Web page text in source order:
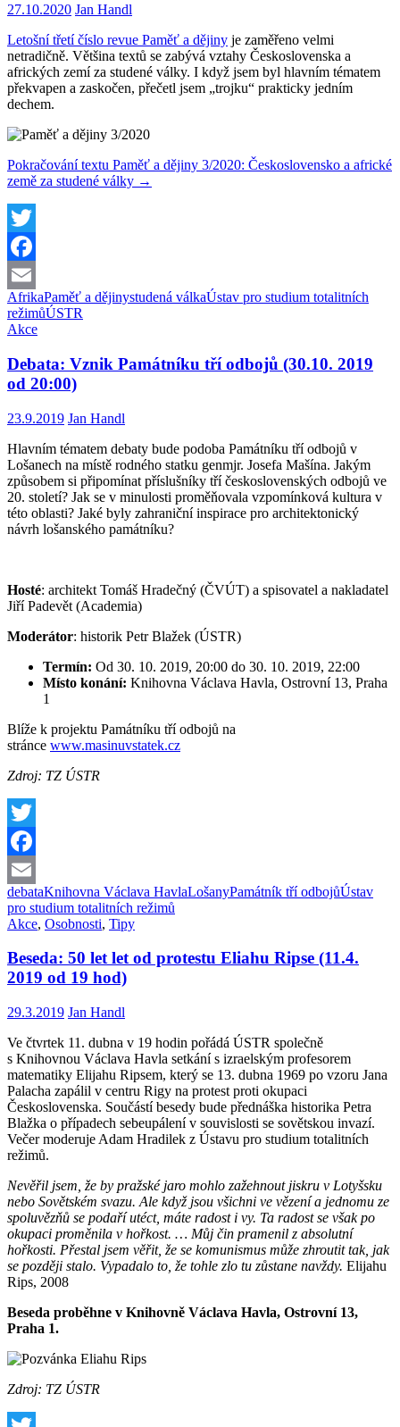
27.10.2020 Jan Handl
Letošní třetí číslo revue Paměť a dějiny je zaměřeno velmi
netradičně. Většina textů se zabývá vztahy Československa a
afrických zemí za studené války. I když jsem byl hlavním tématem
překvapen a zaskočen, přečetl jsem „trojku“ prakticky jedním
dechem.
Pokračování textu Paměť a dějiny 3/2020: Československo a africké
země za studené války →
Twitter
Facebook
Email
AfrikaPaměť a dějinystudená válkaÚstav pro studium totalitních
režimůÚSTR
Akce
Debata: Vznik Památníku tří odbojů (30.10. 2019
od 20:00)
23.9.2019 Jan Handl
Hlavním tématem debaty bude podoba Památníku tří odbojů v
Lošanech na místě rodného statku genmjr. Josefa Mašína. Jakým
způsobem si připomínat příslušníky tří československých odbojů ve
20. století? Jak se v minulosti proměňovala vzpomínková kultura v
této oblasti? Jaké byly zahraniční inspirace pro architektonický
návrh lošanského památníku?
Hosté: architekt Tomáš Hradečný (ČVÚT) a spisovatel a nakladatel
Jiří Padevět (Academia)
Moderátor: historik Petr Blažek (ÚSTR)
Termín: Od 30. 10. 2019, 20:00 do 30. 10. 2019, 22:00
Místo konání: Knihovna Václava Havla, Ostrovní 13, Praha
1
Blíže k projektu Památníku tří odbojů na
stránce www.masinuvstatek.cz
Zdroj: TZ ÚSTR
Twitter
Facebook
Email
debataKnihovna Václava HavlaLošanyPamátník tří odbojůÚstav
pro studium totalitních režimů
Akce, Osobnosti, Tipy
Beseda: 50 let let od protestu Eliahu Ripse (11.4.
2019 od 19 hod)
29.3.2019 Jan Handl
Ve čtvrtek 11. dubna v 19 hodin pořádá ÚSTR společně
s Knihovnou Václava Havla setkání s izraelským profesorem
matematiky Elijahu Ripsem, který se 13. dubna 1969 po vzoru Jana
Palacha zapálil v centru Rigy na protest proti okupaci
Československa. Součástí besedy bude přednáška historika Petra
Blažka o případech sebeupálení v souvislosti se sovětskou invazí.
Večer moderuje Adam Hradilek z Ústavu pro studium totalitních
režimů.
Nevěřil jsem, že by pražské jaro mohlo zažehnout jiskru v Lotyšsku
nebo Sovětském svazu. Ale když jsou všichni ve vězení a jednomu ze
spoluvězňů se podaří utéct, máte radost i vy. Ta radost se však po
okupaci proměnila v hořkost. … Můj čin pramenil z absolutní
hořkosti. Přestal jsem věřit, že se komunismus může zhroutit tak, jak
se později stalo. Vypadalo to, že tohle zlo tu zůstane navždy. Elijahu
Rips, 2008
Beseda proběhne v Knihovně Václava Havla, Ostrovní 13,
Praha 1.
Zdroj: TZ ÚSTR